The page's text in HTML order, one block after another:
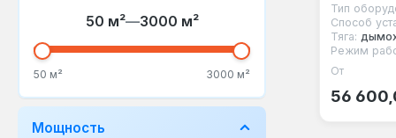
50 м²—3000 м²
50 м² 3000 м²
Мощность
Тип
Способ
Тяга:
Режим
От
56